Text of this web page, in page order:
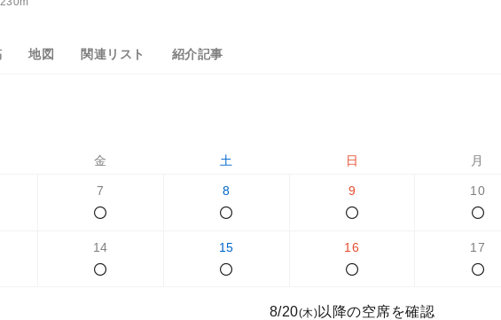
地図 関連リスト 紹介記事
金 土 日 月
7 8 9 10
14 15 16 17
8/20(木) 以降の空席を確認